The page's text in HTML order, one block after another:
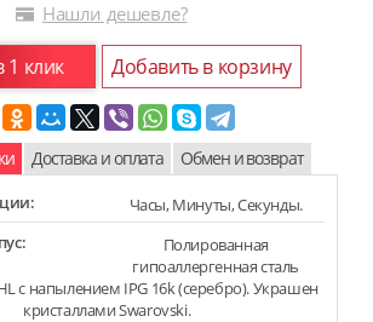
Нашли дешевле?
1 клик Добавить в корзину
Доставка и оплата Обмен и возврат
Часы, Минуты, Секунды.
Полированная
гипоаллергенная сталь
с напылением IPG 16k (серебро). Украшен
кристаллами Swarovski.